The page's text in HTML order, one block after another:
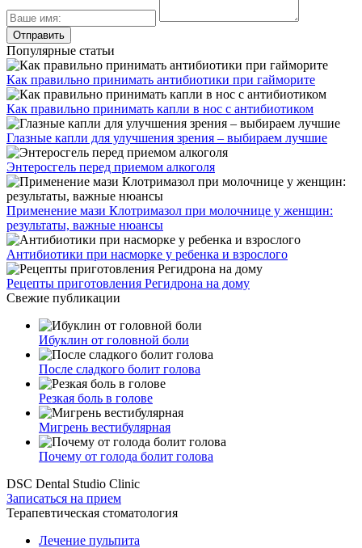
Популярные статьи
Как правильно принимать антибиотики при гайморите
Как правильно принимать капли в нос с антибиотиком
Глазные капли для улучшения зрения – выбираем лучшие
Энтеросгель перед приемом алкоголя
Применение мази Клотримазол при молочнице у женщин:
результаты, важные нюансы
Антибиотики при насморке у ребенка и взрослого
Рецепты приготовления Регидрона на дому
Свежие публикации
Ибуклин от головной боли
После сладкого болит голова
Резкая боль в голове
Мигрень вестибулярная
Почему от голода болит голова
DSC Dental Studio Clinic
Записаться на прием
Терапевтическая стоматология
Лечение пульпита